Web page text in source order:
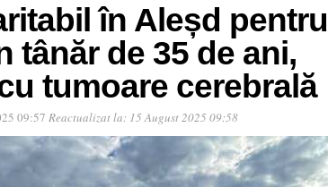
în Aleșd pentru
tânăr de 35 de ani,
tumoare cerebrală
09:57 Reactualizat la: 15 August 2025 09:58